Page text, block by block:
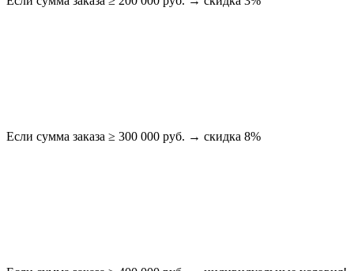
Если сумма заказа ≥ 300 000 руб. → скидка 8%